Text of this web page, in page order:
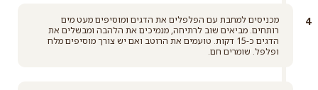
מכניסים למחבת עם הפלפלים את הדגים ומוסיפים מעט מים
רותחים. מביאים שוב לרתיחה, מנמיכים את הלהבה ומבשלים את
הדגים כ-15 דקות. טועמים את הרוטב ואם יש צורך מוסיפים מלח
ופלפל. שומרים חם.